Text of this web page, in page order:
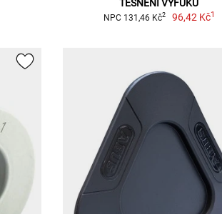
TĚSNĚNÍ VÝFUKU
NPC 131,46 Kč2 96,42 Kč1